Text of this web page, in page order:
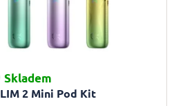
2 Mini Pod Kit
Skladem